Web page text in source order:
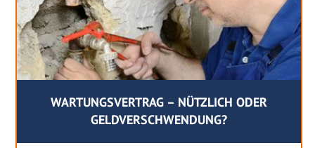
WARTUNGSVERTRAG – NÜTZLICH ODER
GELDVERSCHWENDUNG?